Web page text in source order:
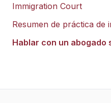
Immigration Court
Resumen de práctica de
Hablar con un abogado